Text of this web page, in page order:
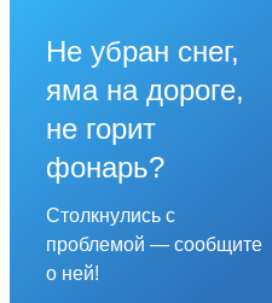
Не убран снег,
яма на дороге,
не горит
фонарь?
Столкнулись с
проблемой — сообщите
о ней!